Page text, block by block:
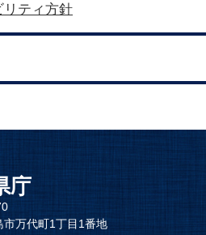
リティ方針
庁
市万代町1丁目1番地